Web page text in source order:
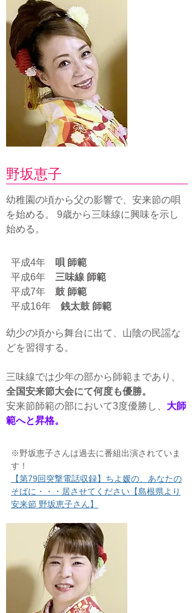
野坂恵子
幼稚園の頃から父の影響で、安来節の唄
を始める。 9歳から三味線に興味を示し
始める。
平成4年
唄 師範
平成6年 三味線 師範
平成7年 鼓 師範
平成16年 銭太鼓 師範
幼少の頃から舞台に出て、山陰の民謡な
どを習得する。
三味線では少年の部から師範まであり、
全国安来節大会にて何度も優勝。
安来節師範の部において3度優勝し、 大師
範へと昇格。
※野坂恵子さんは過去に番組出演されていま
す！
【第79回突撃電話収録】ちよ媛の、あなたの
そばに・・・居させてください【島根県より
安来節 野坂恵子さん】